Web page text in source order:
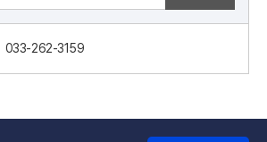
033-262-3159